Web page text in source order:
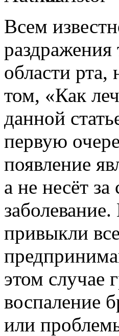
Всем
области рта,
том, «Как
данной
первую
появление
а не несёт
привыкли
этом случае
воспаление
или